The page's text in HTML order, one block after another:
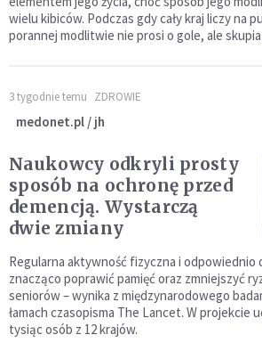
wielu kibiców. Podczas gdy cały kraj liczy na
porannej modlitwie nie prosi o gole, ale
3 tygodnie temu ZDROWIE
medonet.pl / jh
Naukowcy odkryli prosty
sposób na ochronę przed
demencją. Wystarczą
dwie zmiany
Regularna aktywność fizyczna i odpowiednio
znacząco poprawić pamięć oraz zmniejszyć
seniorów – wynika z międzynarodowego
łamach czasopisma The Lancet. W projekcie
tysiąc osób z 12 krajów.